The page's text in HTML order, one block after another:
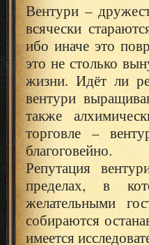
Вентури –
всячески
ибо иначе это
это не столько
жизни. Идёт ли
вентури
также
торговле –
благоговейно.
Репутация
пределах, в
желательными
собираются
имеется